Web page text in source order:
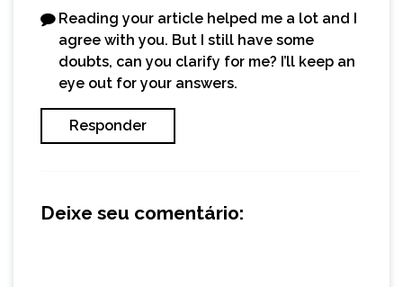
Reading your article helped me a lot and I
agree with you. But I still have some
doubts, can you clarify for me? I’ll keep an
eye out for your answers.
Responder
Deixe seu comentário: